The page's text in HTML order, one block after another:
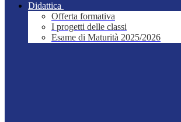
Didattica
Offerta formativa
I progetti delle classi
Esame di Maturità 2025/2026